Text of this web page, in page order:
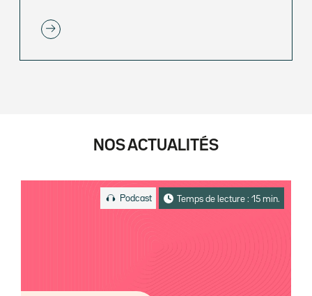
NOS ACTUALITÉS
Podcast Temps de lecture : 15 min.